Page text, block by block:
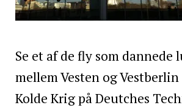
Se et af de fly som dannede
mellem Vesten og
Kolde Krig på Deutches